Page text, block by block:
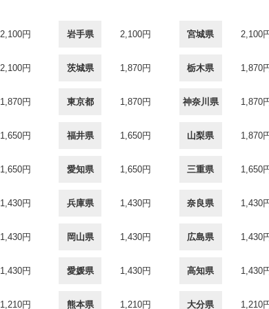
2,100円 岩手県 2,100円 宮城県 2,100
2,100円 茨城県 1,870円 栃木県 1,870
1,870円 東京都 1,870円 神奈川県 1,870
1,650円 福井県 1,650円 山梨県 1,870
1,650円 愛知県 1,650円 三重県 1,650
1,430円 兵庫県 1,430円 奈良県 1,430
1,430円 岡山県 1,430円 広島県 1,430
1,430円 愛媛県 1,430円 高知県 1,430
1,210円 熊本県 1,210円 大分県 1,210